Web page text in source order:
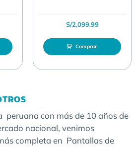
S/2,099.99
Comprar
peruana con más de 10 años de
nacional, venimos
completa en Pantallas de